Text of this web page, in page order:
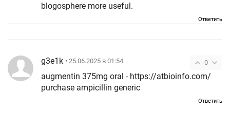
blogosphere more useful.
Ответить
0
g3e1k • 25.06.2025 в 01:54
augmentin 375mg oral - https://atbioinfo.com/
purchase ampicillin generic
Ответить